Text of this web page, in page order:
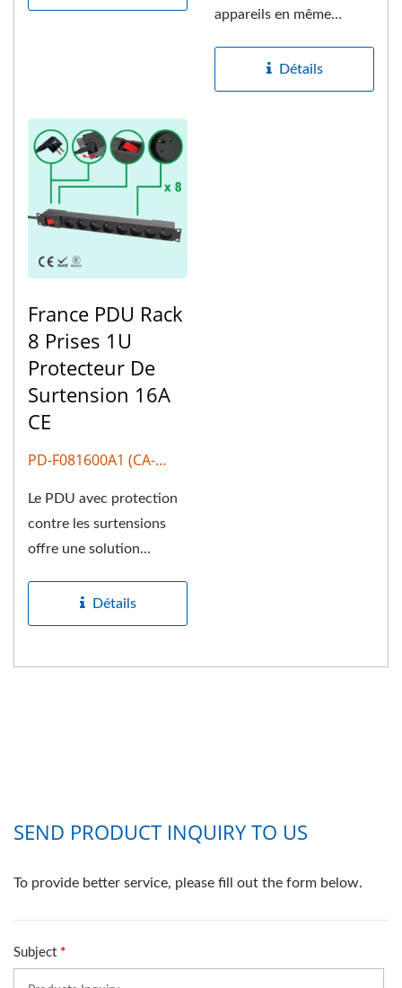
appareils en même
discret...
Détails
France PDU Rack
8 Prises 1U
Protecteur De
Surtension 16A
CE
PD-F081600A1 (CA-
Le PDU avec protection
contre les surtensions
offre une solution
vos appareils...
Détails